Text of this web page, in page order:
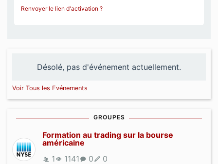
Renvoyer le lien d'activation ?
Désolé, pas d'événement actuellement.
Voir Tous les Evénements
GROUPES
Formation au trading sur la bourse
américaine
1
1141 0
0